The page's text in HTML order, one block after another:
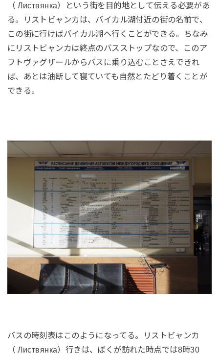
（ Листвянка）という街を目的地として伝える必要があ
る。リストビャンカは、バイカル湖付近の街の名前で、
この街に行けばバイカル湖へ行くことができる。ちなみ
にリストビャンカは終点のバスストップなので、このア
フトヴァグザールからバスに乗り込むことさえできれ
ば、あとは油断して寝ていても自然とたどり着くことが
できる。
バスの時刻表はこのようになってる。リストビャンカ
（ Листвянка）行きは、ぼくが訪れた時点では8時30